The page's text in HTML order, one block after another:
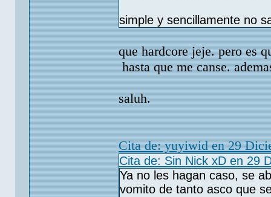
simple y sencillamente no
que hardcore jeje. pero es
hasta que me canse.
saluh.
Cita de: yuyiwid en 29
Cita de: Sin Nick xD en 29
Ya no les hagan caso, se
vomito de tanto asco que